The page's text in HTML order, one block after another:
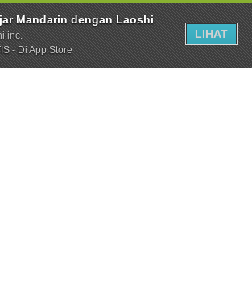
Mandarin dengan Laoshi
inc.
- Di App Store
LIHAT